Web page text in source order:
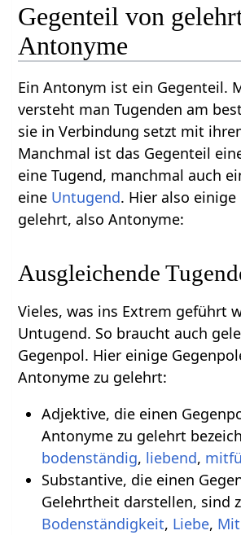
Gegenteil von
Antonyme
Ein Antonym ist ein Gegenteil.
versteht man Tugenden am
sie in Verbindung setzt mit
Manchmal ist das Gegenteil
eine Tugend, manchmal auch
eine Untugend. Hier also
gelehrt, also Antonyme:
Ausgleichende
Vieles, was ins Extrem geführt
Untugend. So braucht auch
Gegenpol. Hier einige
Antonyme zu gelehrt:
Adjektive, die einen
Antonyme zu gelehrt
bodenständig, liebend,
Substantive, die einen
Gelehrtheit darstellen, sind
Bodenständigkeit, Liebe,